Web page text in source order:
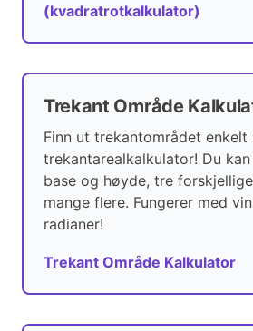
(kvadratrotkalkulator)
Trekant Område
Finn ut trekantområdet
trekantarealkalkulator! Du
base og høyde, tre
mange flere. Fungerer med
radianer!
Trekant Område Kalkulator